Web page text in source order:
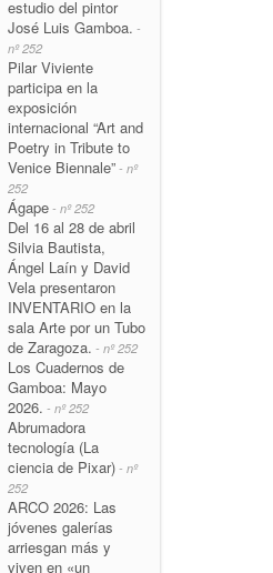
estudio del pintor
José Luis Gamboa. -
nº 252
Pilar Viviente
participa en la
exposición
internacional “Art and
Poetry in Tribute to
Venice Biennale” - nº
252
Ágape - nº 252
Del 16 al 28 de abril
Silvia Bautista,
Ángel Laín y David
Vela presentaron
INVENTARIO en la
sala Arte por un Tubo
de Zaragoza. - nº 252
Los Cuadernos de
Gamboa: Mayo
2026. - nº 252
Abrumadora
tecnología (La
ciencia de Pixar) - nº
252
ARCO 2026: Las
jóvenes galerías
arriesgan más y
viven en «un